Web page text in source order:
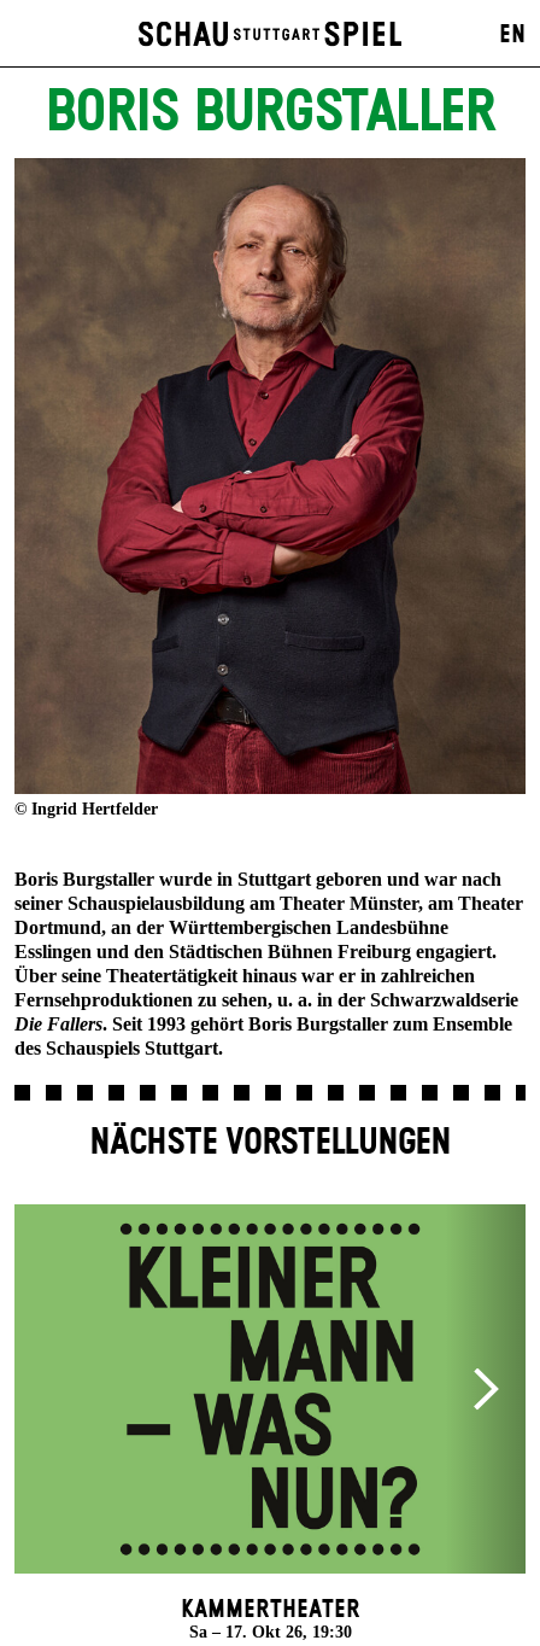
EN
BORIS BURGSTALLER
© Ingrid Hertfelder
Boris Burgstaller wurde in Stuttgart geboren und war nach
seiner Schauspielausbildung am Theater Münster, am Theater
Dortmund, an der Württembergischen Landesbühne
Esslingen und den Städtischen Bühnen Freiburg engagiert.
Über seine Theatertätigkeit hinaus war er in zahlreichen
Fernsehproduktionen zu sehen, u. a. in der Schwarzwaldserie
Die Fallers. Seit 1993 gehört Boris Burgstaller zum Ensemble
des Schauspiels Stuttgart.
NÄCHSTE VORSTELLUNGEN
Kammertheater
Sa – 17. Okt 26, 19:30